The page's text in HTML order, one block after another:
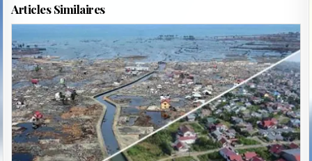
Articles Similaires
Posted
in